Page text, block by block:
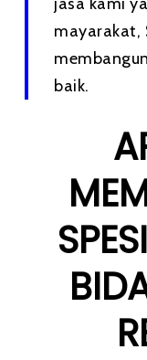
mayarakat,
baik.